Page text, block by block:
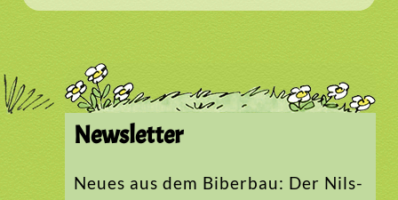
Newsletter
Neues aus dem Biberbau: Der Nils-